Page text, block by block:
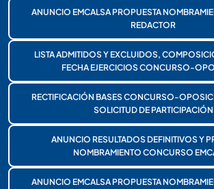
ANUNCIO EMCALSA PROPUESTA
REDACTOR
LISTA ADMITIDOS Y EXCLUIDOS,
FECHA EJERCICIOS CONCURSO-
RECTIFICACIÓN BASES CONCURSO-
SOLICITUD DE PARTICIPACIÓN
ANUNCIO RESULTADOS DEFINITIVOS Y
NOMBRAMIENTO CONCURSO
ANUNCIO EMCALSA PROPUESTA